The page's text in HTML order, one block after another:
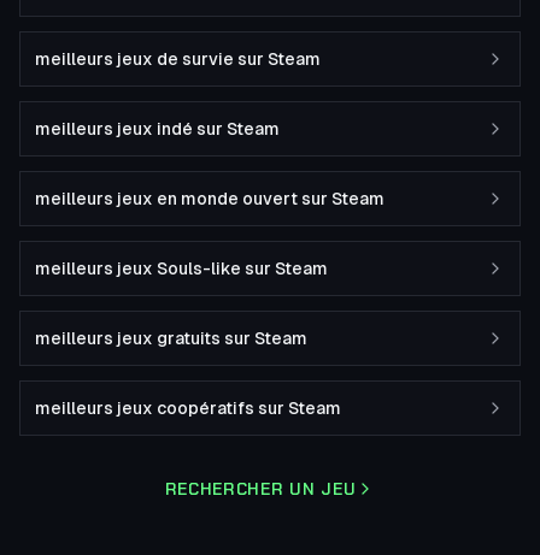
meilleurs jeux de survie sur Steam
meilleurs jeux indé sur Steam
meilleurs jeux en monde ouvert sur Steam
meilleurs jeux Souls-like sur Steam
meilleurs jeux gratuits sur Steam
meilleurs jeux coopératifs sur Steam
RECHERCHER UN JEU